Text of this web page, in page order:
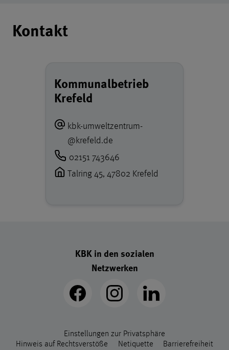
Kontaktangaben des
Kontakt
Kommunalbetrieb
Krefeld
kbk-umweltzentrum­
@krefeld.de
02151 743646
Talring 45, 47802 Krefeld
Footer - Schnellzugriff-Links
KBK in den sozialen
Netzwerken
Footer - legal Links
Einstellungen zur Privatsphäre
Hinweis auf Rechtsverstöße
Netiquette
Barrierefreiheit